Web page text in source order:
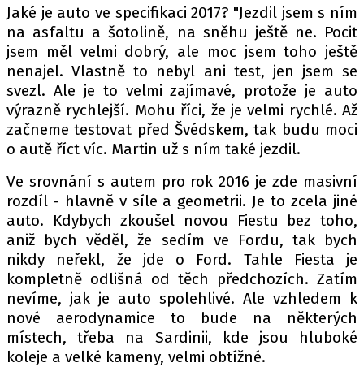
Jaké je auto ve specifikaci 2017? "Jezdil jsem s ním
na asfaltu a šotolině, na sněhu ještě ne. Pocit
jsem měl velmi dobrý, ale moc jsem toho ještě
nenajel. Vlastně to nebyl ani test, jen jsem se
svezl. Ale je to velmi zajímavé, protože je auto
výrazně rychlejší. Mohu říci, že je velmi rychlé. Až
začneme testovat před Švédskem, tak budu moci
o autě říct víc. Martin už s ním také jezdil.
Ve srovnání s autem pro rok 2016 je zde masivní
rozdíl - hlavně v síle a geometrii. Je to zcela jiné
auto. Kdybych zkoušel novou Fiestu bez toho,
aniž bych věděl, že sedím ve Fordu, tak bych
nikdy neřekl, že jde o Ford. Tahle Fiesta je
kompletně odlišná od těch předchozích. Zatím
nevíme, jak je auto spolehlivé. Ale vzhledem k
nové aerodynamice to bude na některých
místech, třeba na Sardinii, kde jsou hluboké
koleje a velké kameny, velmi obtížné.